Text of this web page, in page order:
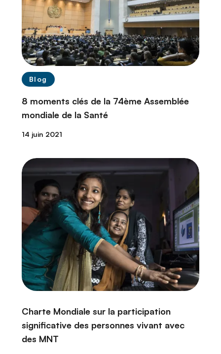
Blog
8 moments clés de la 74ème Assemblée
mondiale de la Santé
14 juin 2021
Charte Mondiale sur la participation
significative des personnes vivant avec
des MNT